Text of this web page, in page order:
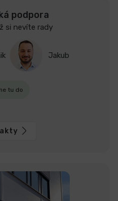
podpora
si nevíte rady
Jakub
tu do